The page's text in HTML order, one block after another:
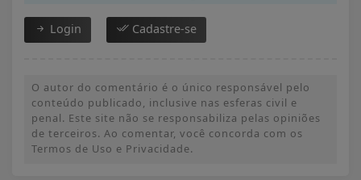
Login Cadastre-se
O autor do comentário é o único responsável pelo
conteúdo publicado, inclusive nas esferas civil e
penal. Este site não se responsabiliza pelas opiniões
de terceiros. Ao comentar, você concorda com os
Termos de Uso e Privacidade.